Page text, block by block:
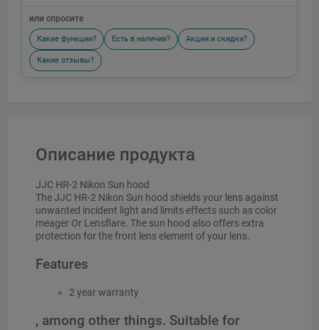
или спросите
Какие функции? Есть в наличии? Акции и скидки?
Какие отзывы?
Описание продукта
JJC HR-2 Nikon Sun hood
The JJC HR-2 Nikon Sun hood shields your lens against
unwanted incident light and limits effects such as color
meager Or Lensflare. The sun hood also offers extra
protection for the front lens element of your lens.
Features
2 year warranty
, among other things. Suitable for